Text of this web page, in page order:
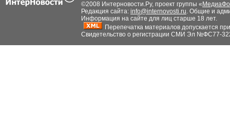
©2008 Интерновости.Ру, проект группы «
Редакция сайта: info@internovosti.ru. Общие и
Информация на сайте для лиц старше 18 лет.
Перепечатка материалов допускается
Свидетельство о регистрации СМИ Эл №ФС77-